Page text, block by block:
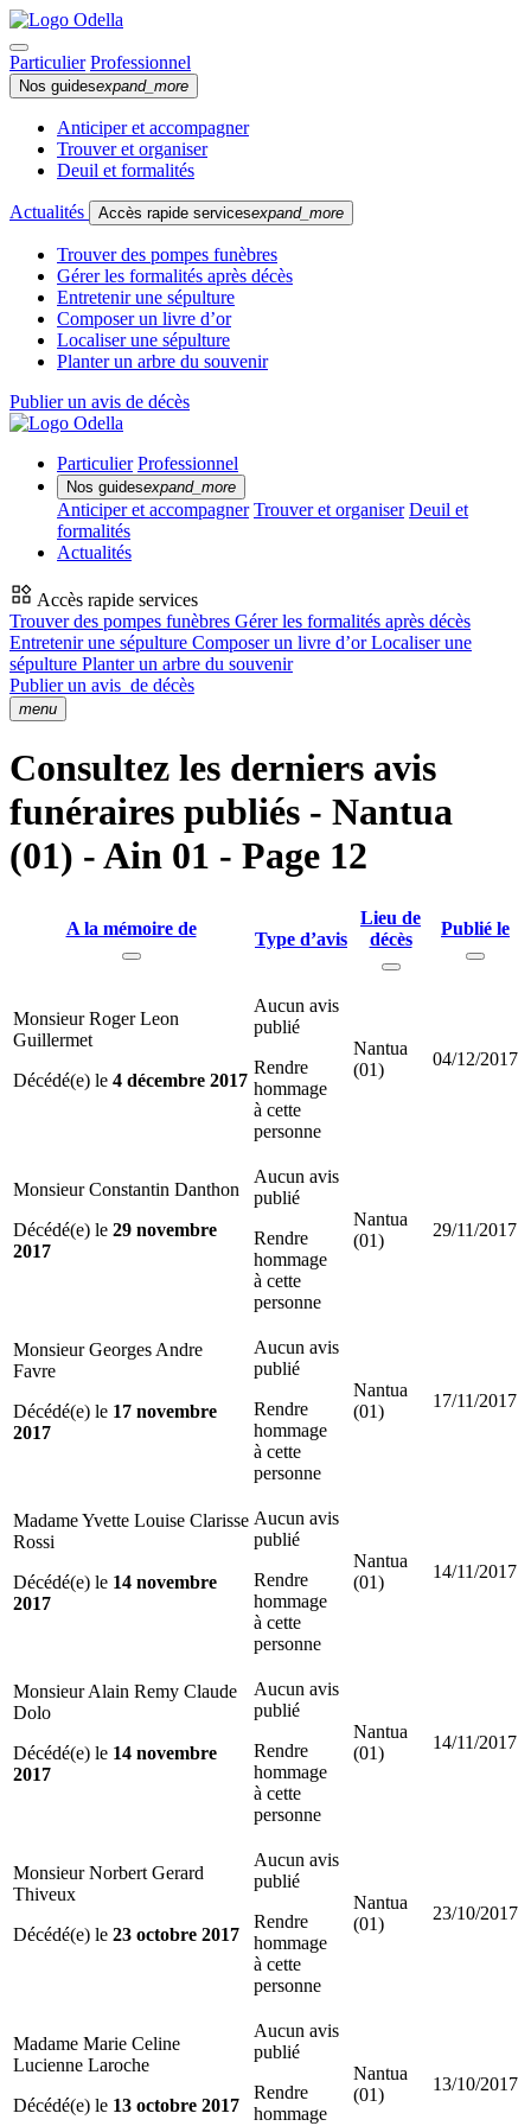
Particulier Professionnel
Nos guidesexpand_more
Anticiper et accompagner
Trouver et organiser
Deuil et formalités
Actualités Accès rapide servicesexpand_more
Trouver des pompes funèbres
Gérer les formalités après décès
Entretenir une sépulture
Composer un livre d’or
Localiser une sépulture
Planter un arbre du souvenir
Publier un avis de décès
Particulier Professionnel
Nos guidesexpand_more
Anticiper et accompagner Trouver et organiser Deuil et
formalités
Actualités
Accès rapide services
Trouver des pompes funèbres Gérer les formalités après décès
Entretenir une sépulture Composer un livre d’orLocaliser une
sépulture Planter un arbre du souvenir
Publier un avis de décès
menu
Consultez les derniers avis
funéraires publiés - Nantua
(01) - Ain 01 - Page 12
A la mémoire de
Type d’avis
Lieu de
décès
Publié le
Monsieur Roger Leon
Guillermet
Décédé(e) le 4 décembre 2017
Aucun avis
publié
Rendre
hommage
à cette
personne
Nantua
(01)
04/12/2017
Monsieur Constantin Danthon
Décédé(e) le 29 novembre
2017
Aucun avis
publié
Rendre
hommage
à cette
personne
Nantua
(01)
29/11/2017
Monsieur Georges Andre
Favre
Décédé(e) le 17 novembre
2017
Aucun avis
publié
Rendre
hommage
à cette
personne
Nantua
(01)
17/11/2017
Madame Yvette Louise Clarisse
Rossi
Décédé(e) le 14 novembre
2017
Aucun avis
publié
Rendre
hommage
à cette
personne
Nantua
(01)
14/11/2017
Monsieur Alain Remy Claude
Dolo
Décédé(e) le 14 novembre
2017
Aucun avis
publié
Rendre
hommage
à cette
personne
Nantua
(01)
14/11/2017
Monsieur Norbert Gerard
Thiveux
Décédé(e) le 23 octobre 2017
Aucun avis
publié
Rendre
hommage
à cette
personne
Nantua
(01)
23/10/2017
Madame Marie Celine
Lucienne Laroche
Décédé(e) le 13 octobre 2017
Aucun avis
publié
Rendre
hommage
Nantua
(01)
13/10/2017